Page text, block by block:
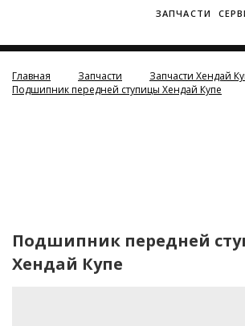
ЗАПЧАСТИ
Главная Запчасти
Запчасти Хендай
Подшипник передней ступицы Хендай Купе
Подшипник передней
Хендай Купе